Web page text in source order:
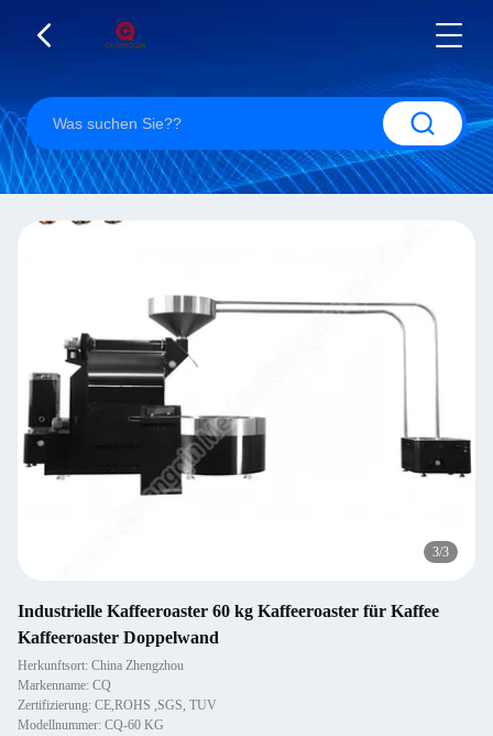
3/3
Industrielle Kaffeeroaster 60 kg Kaffeeroaster für Kaffee
Kaffeeroaster Doppelwand
Herkunftsort: China Zhengzhou
Markenname: CQ
Zertifizierung: CE,ROHS ,SGS, TUV
Modellnummer: CQ-60 KG